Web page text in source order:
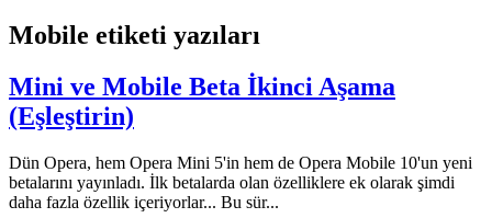
Mobile etiketi yazıları
Mini ve Mobile Beta İkinci Aşama
(Eşleştirin)
Dün Opera, hem Opera Mini 5'in hem de Opera Mobile 10'un yeni
betalarını yayınladı. İlk betalarda olan özelliklere ek olarak şimdi
daha fazla özellik içeriyorlar... Bu sür...